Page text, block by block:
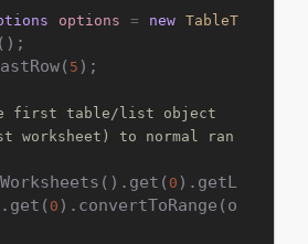
options = new TableT
();
5 );
first table/list object
worksheet) to normal ran
0 ).getL
0 ).convertToRange(o